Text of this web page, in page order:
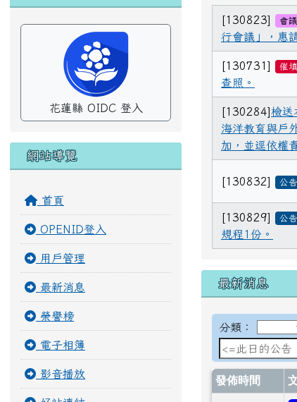
花蓮縣 OIDC 登入
網站導覽
首頁
OPENID登入
用戶管理
最新消息
榮譽榜
電子相簿
影音播放
[130823] 會
行會議」，惠
[130731] 催填
查照。
[130284]檢送
海洋教育與戶
加，並逕依權
[130832] 公告
[130829] 公告
規程1份。
最新消息
分類：
發佈時間